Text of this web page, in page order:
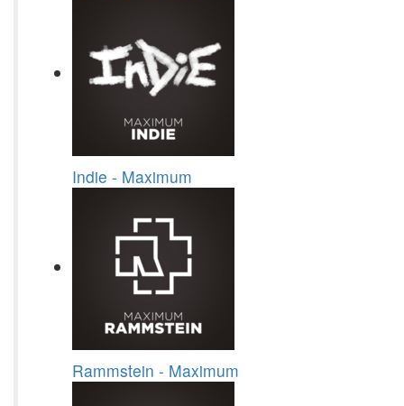
Indie - Maximum
Rammstein - Maximum